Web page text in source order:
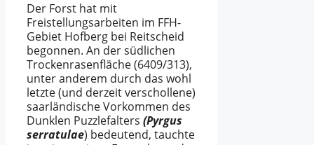
Der Forst hat mit
Freistellungsarbeiten im FFH-
Gebiet Hofberg bei Reitscheid
begonnen. An der südlichen
Trockenrasenfläche (6409/313),
unter anderem durch das wohl
letzte (und derzeit verschollene)
saarländische Vorkommen des
Dunklen Puzzlefalters (Pyrgus
serratulae) bedeutend, tauchte